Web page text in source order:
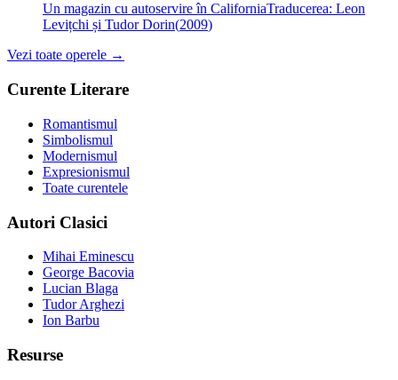
Un magazin cu autoservire în CaliforniaTraducerea: Leon
Levițchi și Tudor Dorin(2009)
Vezi toate operele →
Curente Literare
Romantismul
Simbolismul
Modernismul
Expresionismul
Toate curentele
Autori Clasici
Mihai Eminescu
George Bacovia
Lucian Blaga
Tudor Arghezi
Ion Barbu
Resurse